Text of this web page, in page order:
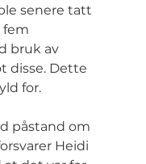
senere tatt
fem
bruk av
disse. Dette
for.
påstand om
Heidi